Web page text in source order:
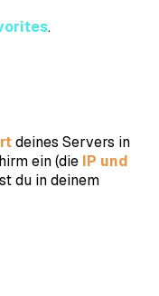
.
deines Servers in
ein (die IP und
du in deinem